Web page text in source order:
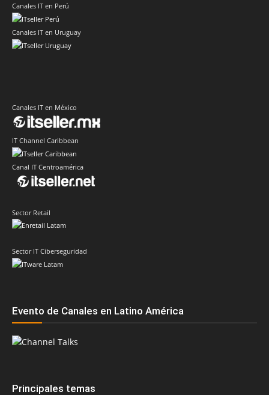
Canales IT en Perú
Canales IT en Uruguay
Canales IT en México
IT Channel Caribbean
Canal IT Centroamérica
Sector Retail
Sector IT Ciberseguridad
Evento de Canales en Latino América
Principales temas